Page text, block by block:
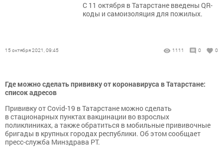
С 11 октября в Татарстане введены QR-
коды и самоизоляция для пожилых.
15 октября 2021, 09:45 1111 0 0
Где можно сделать прививку от коронавируса в Татарстане:
список адресов
Прививку от Covid-19 в Татарстане можно сделать
в стационарных пунктах вакцинации во взрослых
поликлиниках, а также обратиться в мобильные прививочные
бригады в крупных городах республики. Об этом сообщает
пресс-служба Минздрава РТ.